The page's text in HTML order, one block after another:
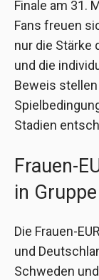
Finale am 31.
Fans freuen
nur die Stärke
und die
Beweis
Stadien
Frauen-
in
Die Frauen-
und
Schweden